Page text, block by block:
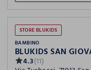
STORE BLUKIDS
BAMBINO
BLUKIDS SAN
4.3(11)